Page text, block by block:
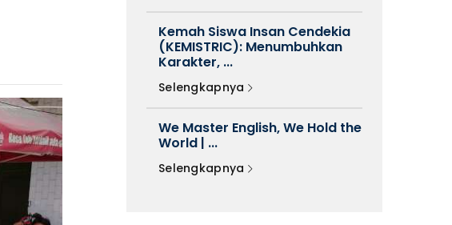
Kemah Siswa Insan Cendekia
(KEMISTRIC): Menumbuhkan
Karakter, ...
Selengkapnya
We Master English, We Hold the
World | ...
Selengkapnya